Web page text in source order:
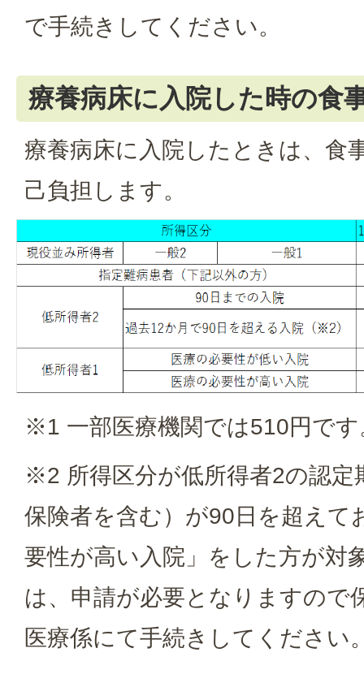
で手続きしてください。
療養病床に入院した時の食
療養病床に入院したときは、食
己負担します。
※1 一部医療機関では510円です
※2 所得区分が低所得者2の認定
保険者を含む）が90日を超えて
要性が高い入院」をした方が対
は、申請が必要となりますので
医療係にて手続きしてください